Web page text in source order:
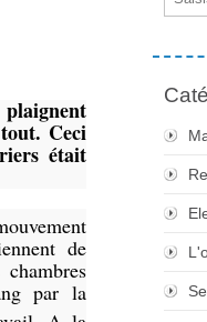
Ceci
était
de
par la